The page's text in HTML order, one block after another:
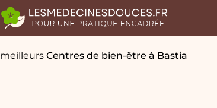
Centres de bien-être à Bastia